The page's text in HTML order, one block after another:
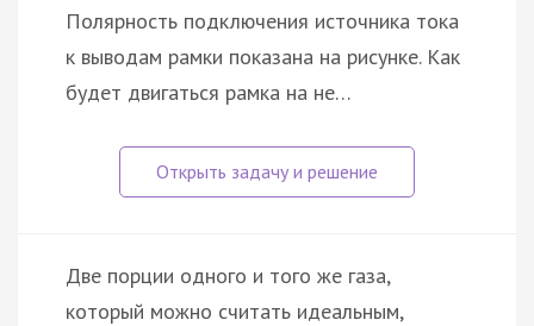
Полярность подключения источника тока
к выводам рамки показана на рисунке. Как
будет двигаться рамка на не…
Две порции одного и того же газа,
который можно считать идеальным,